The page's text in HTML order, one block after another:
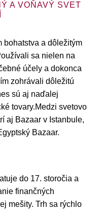
A VOŇAVÝ SVET
bohatstva a dôležitým
sa nielen na
účely a dokonca
zohrávali dôležitú
sú aj naďalej
tovary.Medzi svetovo
aj Bazaar v Istanbule,
Bazaar.
do 17. storočia a
finančných
mešity. Trh sa rýchlo